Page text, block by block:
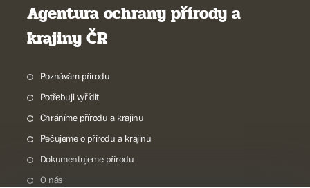
Agentura ochrany přírody a
krajiny ČR
Poznávám přírodu
Potřebuji vyřídit
Chráníme přírodu a krajinu
Pečujeme o přírodu a krajinu
Dokumentujeme přírodu
O nás